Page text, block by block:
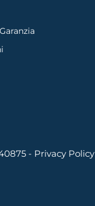
- Privacy Policy